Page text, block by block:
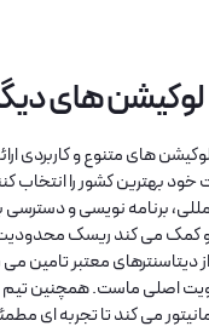
لوکیشن های
های متنوع و کاربردی
بهترین کشور را انتخاب
برنامه نویسی و
کمک می کند ریسک
دیتاسنترهای معتبر تامین
اصلی ماست. همچنین
می کند تا تجربه ای